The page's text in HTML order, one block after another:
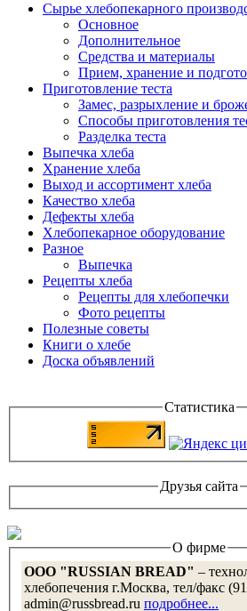
Сырье хлебопекарного
Основное
Дополнительное
Средства и материалы
Прием, хранение и
Приготовление теста
Замес, разрыхление и
Способы приготовления
Разделка теста
Выпечка хлеба
Хранение хлеба
Выход и ассортимент хлеба
Качество хлеба
Дефекты хлеба
Хлебопекарное оборудование
Разное
Выпечка
Рецепты хлеба
Рецепты для хлебопечки
Фото рецепты
Полезные советы
Книги о хлебе
Доска объявлений
Статистика
Друзья сайта
О фирме
OOO "RUSSIAN BREAD" –
хлебопечения г.Москва, тел/факс
admin@russbread.ru подробнее...